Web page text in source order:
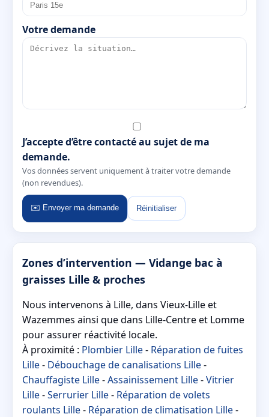
Votre demande
J’accepte d’être contacté au sujet de ma
demande.
Vos données servent uniquement à traiter votre demande
(non revendues).
✉️ Envoyer ma demande Réinitialiser
Zones d’intervention — Vidange bac à
graisses Lille & proches
Nous intervenons à Lille, dans Vieux-Lille et
Wazemmes ainsi que dans Lille-Centre et Lomme
pour assurer réactivité locale.
À proximité : Plombier Lille- Réparation de fuites
Lille- Débouchage de canalisations Lille-
Chauffagiste Lille-Assainissement Lille-Vitrier
Lille-Serrurier Lille- Réparation de volets
roulants Lille- Réparation de climatisation Lille-